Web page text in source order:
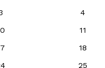
4
11
18
25